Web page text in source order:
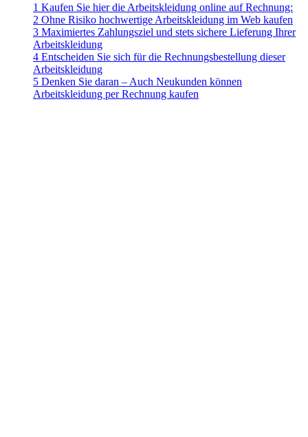
1 Kaufen Sie hier die Arbeitskleidung online auf Rechnung:
2 Ohne Risiko hochwertige Arbeitskleidung im Web kaufen
3 Maximiertes Zahlungsziel und stets sichere Lieferung Ihrer
Arbeitskleidung
4 Entscheiden Sie sich für die Rechnungsbestellung dieser
Arbeitskleidung
5 Denken Sie daran – Auch Neukunden können
Arbeitskleidung per Rechnung kaufen